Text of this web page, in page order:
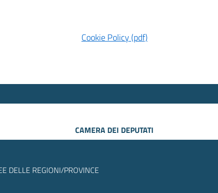
Cookie Policy (pdf)
CAMERA DEI DEPUTATI
DELLE REGIONI/PROVINCE